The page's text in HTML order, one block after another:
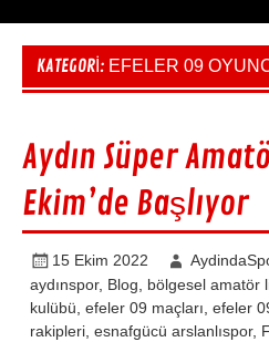
KATEGORI: EFELER 09
Aydın Süper
Ekim’de Başlıyor
15 Ekim 2022
aydınspor, Blog, bölgesel amatör
kulübü,efeler 09 maçları,efeler
rakipleri,esnafgücü arslanlıspor,